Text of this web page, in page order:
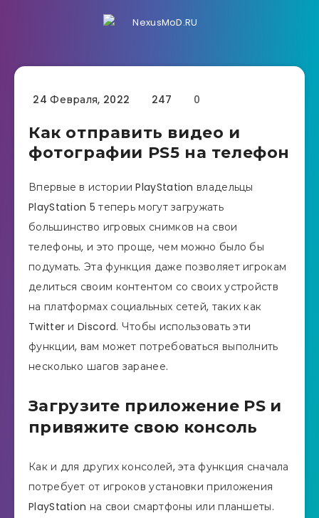
24 Февраля, 2022 247 0
Как отправить видео и
фотографии PS5 на телефон
Впервые в истории PlayStation владельцы
PlayStation 5 теперь могут загружать
большинство игровых снимков на свои
телефоны, и это проще, чем можно было бы
подумать. Эта функция даже позволяет игрокам
делиться своим контентом со своих устройств
на платформах социальных сетей, таких как
Twitter и Discord. Чтобы использовать эти
функции, вам может потребоваться выполнить
несколько шагов заранее.
Загрузите приложение PS и
привяжите свою консоль
Как и для других консолей, эта функция сначала
потребует от игроков установки приложения
PlayStation на свои смартфоны или планшеты.